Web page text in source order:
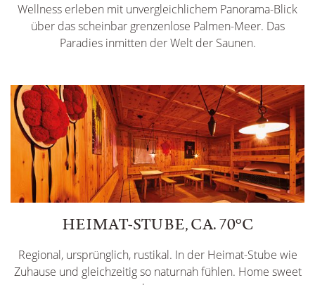
Wellness erleben mit unvergleichlichem Panorama-Blick
über das scheinbar grenzenlose Palmen-Meer. Das
Paradies inmitten der Welt der Saunen.
HEIMAT-STUBE, CA. 70°C
Regional, ursprünglich, rustikal. In der Heimat-Stube wie
Zuhause und gleichzeitig so naturnah fühlen. Home sweet